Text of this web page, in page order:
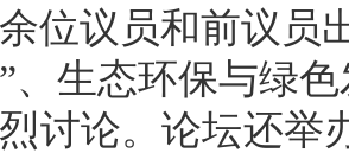
位议员和前议员
、生态环保与绿
讨论。论坛还举